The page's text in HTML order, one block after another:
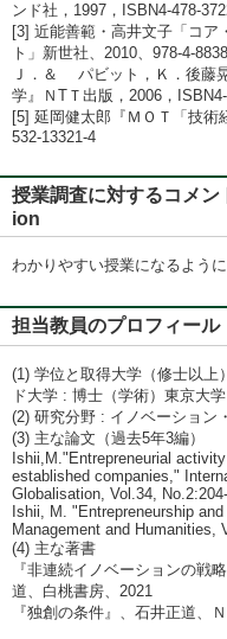
ンド社，1997，ISBN4-478-
[3] 近能善範・高井文子「コ
ト」新世社、2010、978-4-
Ｊ．＆ パビット，Ｋ．後藤
学』ＮTＴ出版，2006，
[5] 延岡健太郎『ＭＯＴ「技術
532-13321-4
授業調査に対するコメ
ion
わかりやすい授業になるように
担当教員のプロフィ
(1) 学位と取得大学（修士以
ド大学 : 博士（学術）東京大学
(2) 研究分野 : イノベーション
(3) 主な論文（過去5年3編）
Ishii,M."Entrepreneurial
established companies,"
Globalisation, Vol.34,
Ishii, M. "Entrepreneurship
Management and Humanities,
(4) 主な著書
『非連続イノベーションの戦
道、白桃書房、2021
『独創の条件』、石井正道、